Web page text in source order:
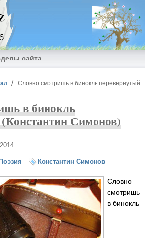
сайта
Словно смотришь в бинокль перевернутый
в бинокль
Симонов)
Поэзия Константин Симонов
Словно
смотришь
в бинокль